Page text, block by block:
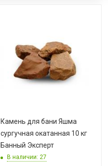
Камень для бани Яшма
сургучная окатанная 10 кг
Банный Эксперт
В наличии: 27